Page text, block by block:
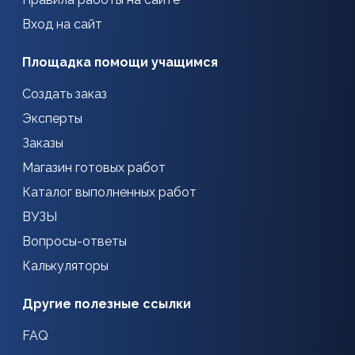
Вход на сайт
Площадка помощи учащимся
Создать заказ
Эксперты
Заказы
Магазин готовых работ
Каталог выполненных работ
ВУЗЫ
Вопросы-ответы
Калькуляторы
Другие полезные ссылки
FAQ